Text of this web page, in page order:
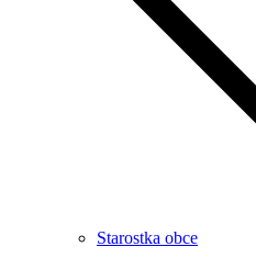
Starostka obce